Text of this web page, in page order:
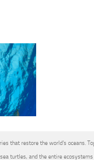
that restore the world’s oceans.
turtles, and the entire ecosystems